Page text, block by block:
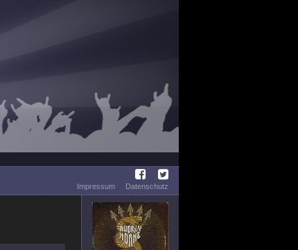
Impressum
Datenschutz